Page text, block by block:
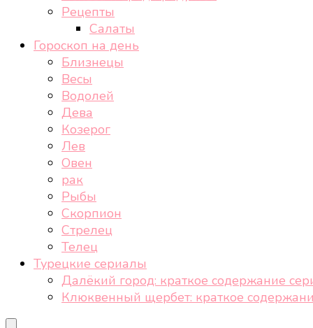
Рецепты
Салаты
Гороскоп на день
Близнецы
Весы
Водолей
Дева
Козерог
Лев
Овен
рак
Рыбы
Скорпион
Стрелец
Телец
Турецкие сериалы
Далёкий город: краткое содержание
Клюквенный щербет: краткое